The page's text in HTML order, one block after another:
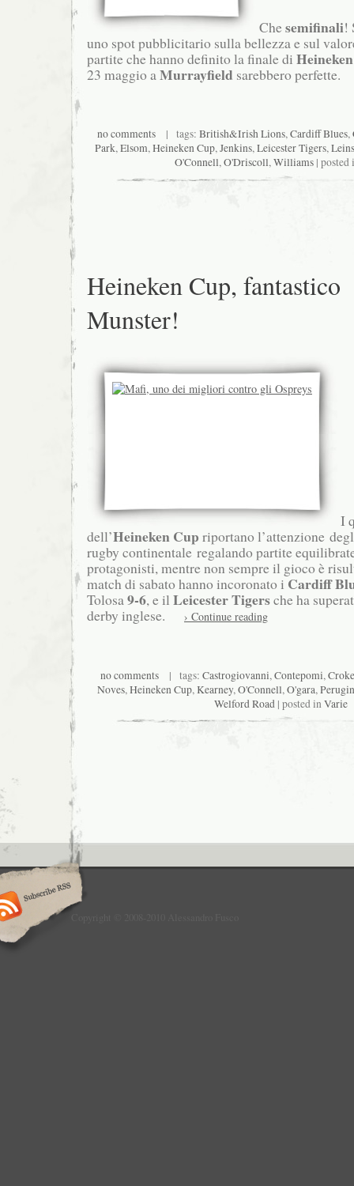
Chesemifinali!
uno spot pubblicitario sulla bellezza e sul
partite che hanno definito la finale di
23 maggio aMurrayfield sarebbero perfette.
no comments | tags: British&Irish Lions,Cardiff Blues,
Park,Elsom,Heineken Cup,Jenkins,Leicester Tigers,
O'Connell,O'Driscoll,Williams |
Heineken Cup, fantastico
Munster!
I
dell’Heineken Cup riportano l’attenzione
rugby continentale regalando partite
protagonisti, mentre non sempre il gioco è
match di sabato hanno incoronato i Cardiff
Tolosa9-6, e il Leicester Tigersche ha
derby inglese.
› Continue reading
no comments | tags: Castrogiovanni, Contepomi,
Noves, Heineken Cup, Kearney, O'Connell, O'gara,
Welford Road | posted in Varie